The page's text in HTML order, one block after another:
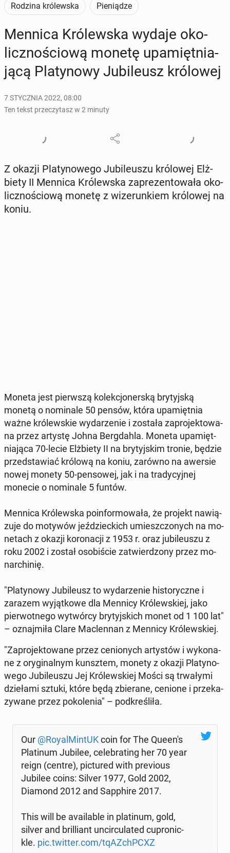
Rodzina królewska Pieniądze
Mennica Kró­lew­ska wydaje oko­
licz­no­ścio­wą monetę upa­mięt­nia­
ją­cą Pla­ty­no­wy Ju­bi­le­usz kró­lo­wej
7 STYCZNIA 2022, 08:00
Ten tekst przeczytasz w 2 minuty
Z okazji Pla­ty­no­we­go Ju­bi­le­uszu kró­lo­wej Elż­
bie­ty II Mennica Kró­lew­ska za­pre­zen­to­wa­ła oko­
licz­no­ścio­wą monetę z wi­ze­run­kiem kró­lo­wej na
koniu.
Moneta jest pierw­szą ko­lek­cjo­ner­ską bry­tyj­ską
monetą o no­mi­na­le 50 pensów, która upa­mięt­nia
ważne kró­lew­skie wy­da­rze­nie i została za­pro­jek­to­wa­
na przez artystę Johna Berg­dah­la. Moneta upa­mięt­
nia­ją­ca 70-lecie Elż­bie­ty II na bry­tyj­skim tronie, będzie
przed­sta­wiać królową na koniu, zarówno na awersie
nowej monety 50-pen­so­wej, jak i na tra­dy­cyj­nej
monecie o no­mi­na­le 5 funtów.
Mennica Kró­lew­ska po­in­for­mo­wa­ła, że projekt na­wią­
zu­je do motywów jeź­dziec­kich umiesz­czo­nych na mo­
ne­tach z okazji ko­ro­na­cji z 1953 r. oraz ju­bi­le­uszu z
roku 2002 i został oso­bi­ście za­twier­dzo­ny przez mo­
nar­chi­nię.
"Pla­ty­no­wy Ju­bi­le­usz to wy­da­rze­nie hi­sto­rycz­ne i
zarazem wy­jąt­ko­we dla Mennicy Kró­lew­skiej, jako
pier­wot­ne­go wy­twór­cy bry­tyj­skich monet od 1 100 lat"
– oznaj­mi­ła Clare Mac­len­nan z Mennicy Kró­lew­skiej.
"Za­pro­jek­to­wa­ne przez ce­nio­nych ar­ty­stów i wy­ko­na­
ne z ory­gi­nal­nym kunsz­tem, monety z okazji Pla­ty­no­
we­go Ju­bi­le­uszu Jej Kró­lew­skiej Mości są trwa­ły­mi
dzie­ła­mi sztuki, które będą zbie­ra­ne, cenione i prze­ka­
zy­wa­ne przez po­ko­le­nia" – pod­kre­śli­ła.
Our @Roy­al­Min­tUKcoin for The Queen's
Pla­ti­num Jubilee, ce­le­bra­ting her 70 year
reign (centre), pic­tu­red with pre­vio­us
Jubilee coins: Silver 1977, Gold 2002,
Diamond 2012 and Sap­phi­re 2017.
This will be ava­ila­ble in pla­ti­num, gold,
silver and bril­liant un­cir­cu­la­ted cu­pro­nic­
kle. pic.twitter.com/tqAZchP­CXZ